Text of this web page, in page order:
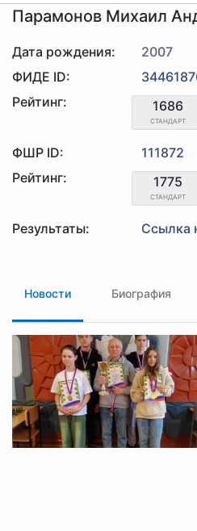
Парамонов Михаил
Дата рождения:
2007
ФИДЕ ID:
Рейтинг:
1686
СТАНДАРТ
ФШР ID:
111872
Рейтинг:
1775
СТАНДАРТ
Результаты: Ссылка
Новости Биография